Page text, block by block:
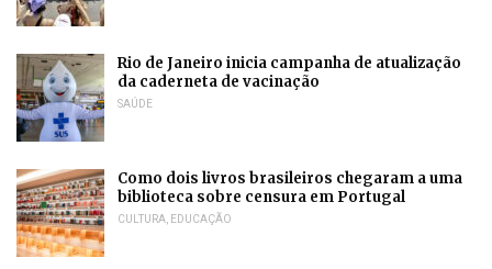
Rio de Janeiro inicia campanha de atualização
da caderneta de vacinação
SAÚDE
Como dois livros brasileiros chegaram a uma
biblioteca sobre censura em Portugal
CULTURA EDUCAÇÃO